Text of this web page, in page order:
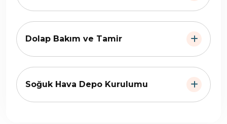
Dolap Bakım ve Tamir
Soğuk Hava Depo Kurulumu